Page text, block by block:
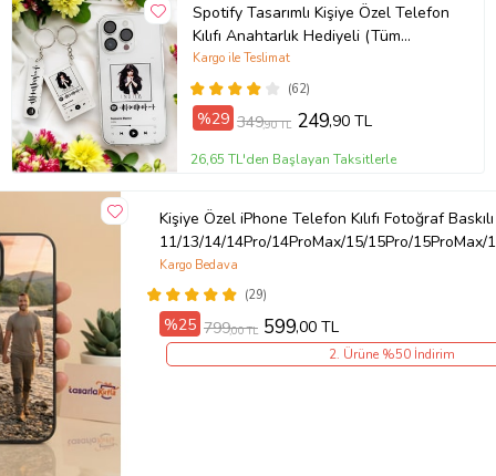
Spotify Tasarımlı Kişiye Özel Telefon
Kılıfı Anahtarlık Hediyeli (Tüm
Telefon Kılıfları Mevcuttur.)
(62)
Kargo ile Teslimat
%29 349,90 TL 249,90 TL
26,65 TL'den Başlayan Taksitlerle
Kişiye Özel iPhone Telefon Kılıfı Fotoğraf Baskılı
11/13/14/14Pro/14ProMax/15/15Pro/
(29)
Kargo Bedava
%25 799,00 TL 599,00 TL
2. Ürüne %50 İndirim